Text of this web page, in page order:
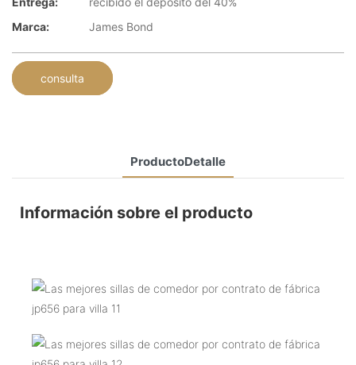
Marca:
James Bond
consulta
ProductoDetalle
Información sobre el producto